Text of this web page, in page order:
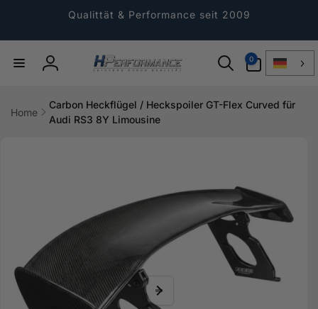
Qualittät & Performance seit 2009
Einloggen
0
Artikel
Home
Carbon Heckflügel / Heckspoiler GT-Flex Curved für
Audi RS3 8Y Limousine